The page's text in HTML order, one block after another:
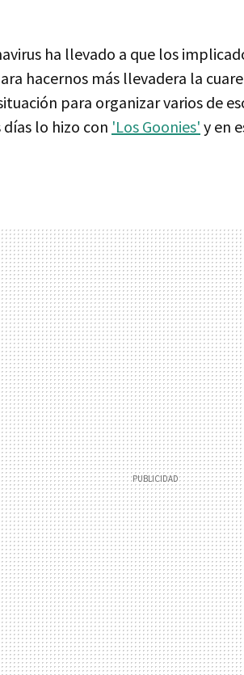
ha llevado a que los
hacernos más llevadera la
para organizar varios de
lo hizo con 'Los Goonies' y en